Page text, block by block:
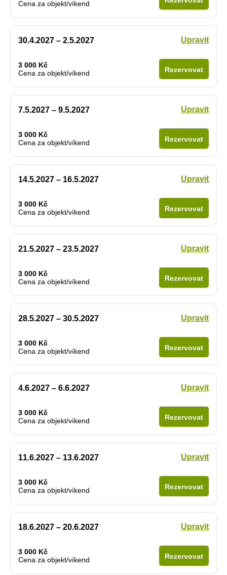
Cena za objekt/víkend
30.4.2027 – 2.5.2027 Upravit
3 000 Kč
Cena za objekt/víkend
Rezervovat
7.5.2027 – 9.5.2027 Upravit
3 000 Kč
Cena za objekt/víkend
Rezervovat
14.5.2027 – 16.5.2027 Upravit
3 000 Kč
Cena za objekt/víkend
Rezervovat
21.5.2027 – 23.5.2027 Upravit
3 000 Kč
Cena za objekt/víkend
Rezervovat
28.5.2027 – 30.5.2027 Upravit
3 000 Kč
Cena za objekt/víkend
Rezervovat
4.6.2027 – 6.6.2027 Upravit
3 000 Kč
Cena za objekt/víkend
Rezervovat
11.6.2027 – 13.6.2027 Upravit
3 000 Kč
Cena za objekt/víkend
Rezervovat
18.6.2027 – 20.6.2027 Upravit
3 000 Kč
Cena za objekt/víkend
Rezervovat